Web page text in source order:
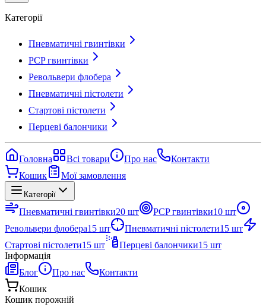
Категорії
Пневматичні гвинтівки
PCP гвинтівки
Револьвери флобера
Пневматичні пістолети
Стартові пістолети
Перцеві балончики
Головна Всі товари Про нас
Контакти
Кошик
Мої замовлення
Категорії
Пневматичні гвинтівки20 шт PCP гвинтівки10 шт
Револьвери флобера15 шт Пневматичні пістолети15 шт
Стартові пістолети15 шт Перцеві балончики15 шт
Інформація
Блог
Про нас
Контакти
Кошик
Кошик порожній